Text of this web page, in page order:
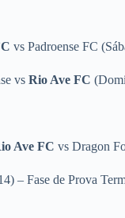
vs Padroense FC
vs Rio Ave FC
Ave FC vs Dragon
– Fase de Prova